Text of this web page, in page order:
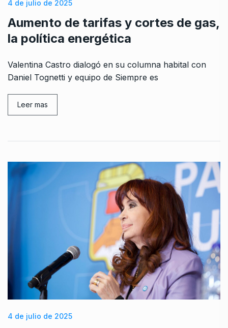
4 de julio de 2025
Aumento de tarifas y cortes de gas,
la política energética
Valentina Castro dialogó en su columna habital con
Daniel Tognetti y equipo de Siempre es
Leer mas
4 de julio de 2025